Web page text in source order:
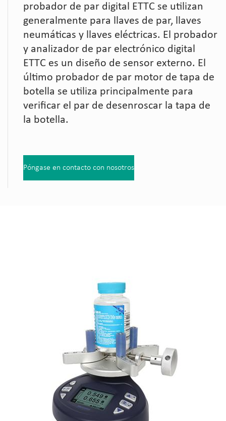
probador de par digital ETTC se utilizan
generalmente para llaves de par, llaves
neumáticas y llaves eléctricas. El probador
y analizador de par electrónico digital
ETTC es un diseño de sensor externo. El
último probador de par motor de tapa de
botella se utiliza principalmente para
verificar el par de desenroscar la tapa de
la botella.
Póngase en contacto con nosotros